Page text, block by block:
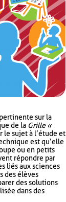
sur la
de la Grille «
le sujet à l’étude et
est qu’elle
ou en petits
répondre par
liés aux sciences
des élèves
des solutions
dans des